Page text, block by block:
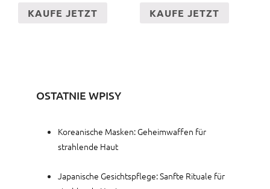
KAUFE JETZT KAUFE JETZT
OSTATNIE WPISY
Koreanische Masken: Geheimwaffen für
strahlende Haut
Japanische Gesichtspflege: Sanfte Rituale für